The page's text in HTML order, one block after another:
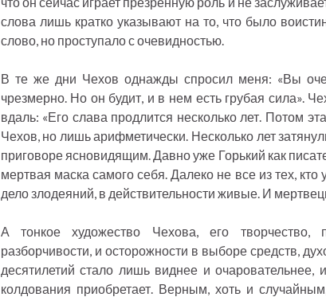
слова лишь кратко указывают на то, что было
слово, но проступало с очевидностью.
В те же дни Чехов однажды спросил меня: «Вы
чрезмерно. Но он будит, и в нем есть грубая сила».
вдаль: «Его слава продлится несколько лет. Потом
Чехов, но лишь арифметически. Несколько лет
приговоре ясновидящим. Давно уже Горький как
мертвая маска самого себя. Далеко не все из тех,
дело злодеяний, в действительности живые. И
А тонкое художество Чехова, его
разборчивости, и осторожности в выборе средств,
десятилетий стало лишь виднее и
колдования приобретает. Верным, хоть и